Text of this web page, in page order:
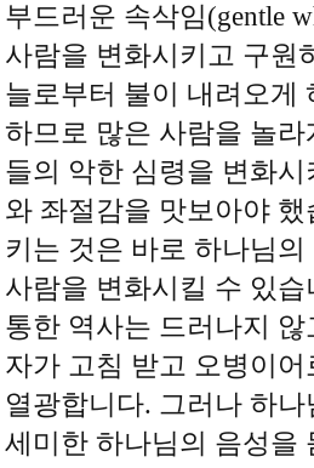
부드러운 속삭임(gentle
사람을 변화시키고 구원
늘로부터 불이 내려오게
하므로 많은 사람을 놀
들의 악한 심령을 변화
와 좌절감을 맛보아야
키는 것은 바로 하나님
사람을 변화시킬 수 있
통한 역사는 드러나지
자가 고침 받고 오병이
열광합니다. 그러나 하
세미한 하나님의 음성을